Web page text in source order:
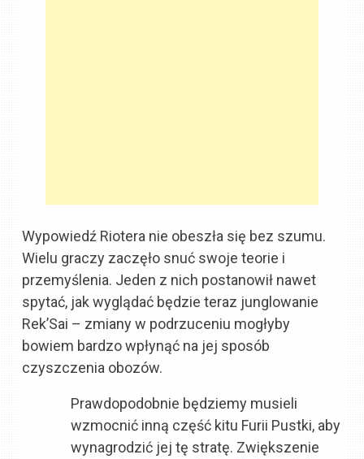
Wypowiedź Riotera nie obeszła się bez szumu.
Wielu graczy zaczęło snuć swoje teorie i
przemyślenia. Jeden z nich postanowił nawet
spytać, jak wyglądać będzie teraz junglowanie
Rek’Sai – zmiany w podrzuceniu mogłyby
bowiem bardzo wpłynąć na jej sposób
czyszczenia obozów.
Prawdopodobnie będziemy musieli
wzmocnić inną część kitu Furii Pustki, aby
wynagrodzić jej tę stratę. Zwiększenie